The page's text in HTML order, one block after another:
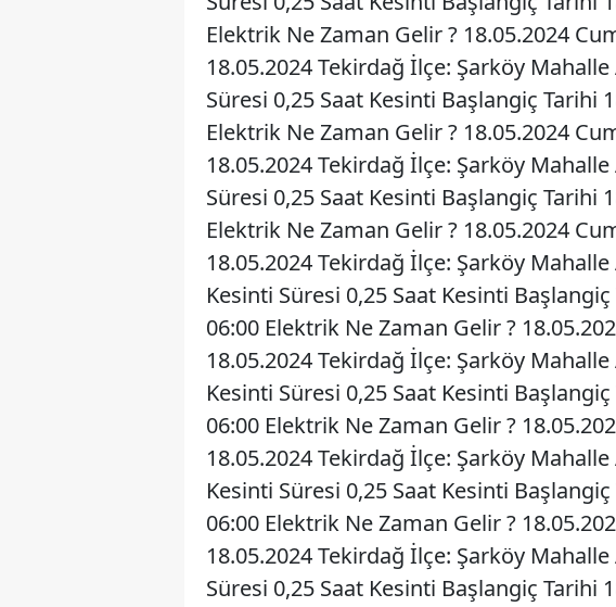
Elektrik Ne Zaman Gelir ? 18.05.2024
18.05.2024 Tekirdağ İlçe: Şarköy
Süresi 0,25 Saat Kesinti Başlangiç Tarihi
Elektrik Ne Zaman Gelir ? 18.05.2024
18.05.2024 Tekirdağ İlçe: Şarköy
Süresi 0,25 Saat Kesinti Başlangiç Tarihi
Elektrik Ne Zaman Gelir ? 18.05.2024
18.05.2024 Tekirdağ İlçe: Şarköy
Kesinti Süresi 0,25 Saat Kesinti
06:00 Elektrik Ne Zaman Gelir ?
18.05.2024 Tekirdağ İlçe: Şarköy
Kesinti Süresi 0,25 Saat Kesinti
06:00 Elektrik Ne Zaman Gelir ?
18.05.2024 Tekirdağ İlçe: Şarköy Mahalle
Kesinti Süresi 0,25 Saat Kesinti
06:00 Elektrik Ne Zaman Gelir ?
18.05.2024 Tekirdağ İlçe: Şarköy
Süresi 0,25 Saat Kesinti Başlangiç Tarihi